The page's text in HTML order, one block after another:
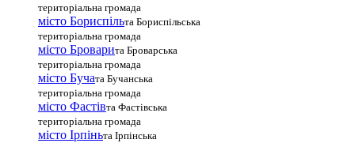
територіальна громада
місто Бориспільта Бориспільська
територіальна громада
місто Броварита Броварська
територіальна громада
місто Бучата Бучанська
територіальна громада
місто Фастівта Фастівська
територіальна громада
місто Ірпіньта Ірпінська